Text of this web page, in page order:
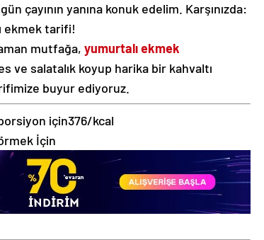
çayının yanına konuk edelim. Karşınızda:
ekmek tarifi!
mutfağa, yumurtalı ekmek
ve salatalık koyup harika bir kahvaltı
buyur ediyoruz.
için376/kcal
İçin